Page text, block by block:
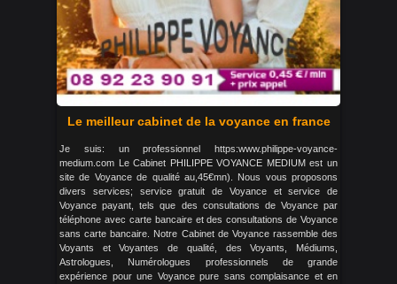
Le meilleur cabinet de la voyance en france
Je suis: un professionnel https:www.philippe-voyance-
medium.com Le Cabinet PHILIPPE VOYANCE MEDIUM est un
site de Voyance de qualité au,45€mn). Nous vous proposons
divers services; service gratuit de Voyance et service de
Voyance payant, tels que des consultations de Voyance par
téléphone avec carte bancaire et des consultations de Voyance
sans carte bancaire. Notre Cabinet de Voyance rassemble des
Voyants et Voyantes de qualité, des Voyants, Médiums,
Astrologues, Numérologues professionnels de grande
expérience pour une Voyance pure sans complaisance et en